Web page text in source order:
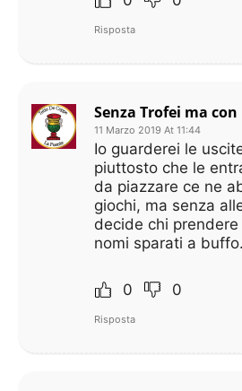
Risposta
Senza Trofei ma
11 Marzo 2019 At 11:44
Io guarderei le
piuttosto che le
da piazzare ce ne
giochi, ma senza
decide chi
nomi sparati a
0 0
Risposta